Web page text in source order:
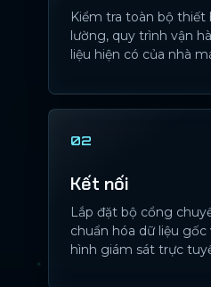
Kiểm tra toàn bộ thiết
lường, quy trình vận
liệu hiện có của nhà
02
Kết nối
Lắp đặt bộ cổng
chuẩn hóa dữ liệu
hình giám sát trực